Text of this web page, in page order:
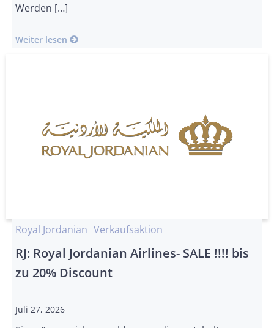
Werden […]
Weiter lesen
Royal Jordanian Verkaufsaktion
RJ: Royal Jordanian Airlines- SALE !!!! bis
zu 20% Discount
Juli 27, 2026